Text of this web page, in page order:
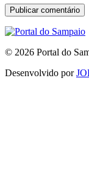
© 2026 Portal do
Desenvolvido por